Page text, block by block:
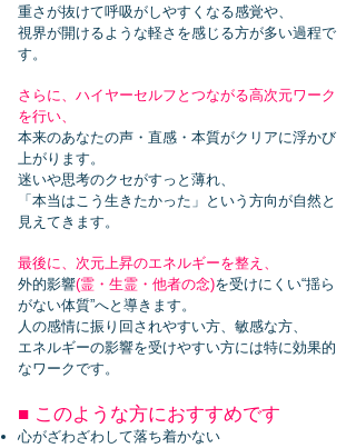
重さが抜けて呼吸がしやすくなる感覚や、
視界が開けるような軽さを感じる方が多い過程で
す。
さらに、ハイヤーセルフとつながる高次元ワーク
を行い、
本来のあなたの声・直感・本質がクリアに浮かび
上がります。
迷いや思考のクセがすっと薄れ、
「本当はこう生きたかった」という方向が自然と
見えてきます。
最後に、次元上昇のエネルギーを整え、
外的影響(霊・生霊・他者の念)を受けにくい“揺ら
がない体質”へと導きます。
人の感情に振り回されやすい方、敏感な方、
エネルギーの影響を受けやすい方には特に効果的
なワークです。
■ このような方におすすめです
心がざわざわして落ち着かない